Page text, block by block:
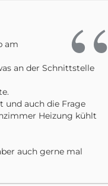
node_modules/go
am
an der Schnittstelle
und auch die Frage
Heizung kühlt
auch gerne mal